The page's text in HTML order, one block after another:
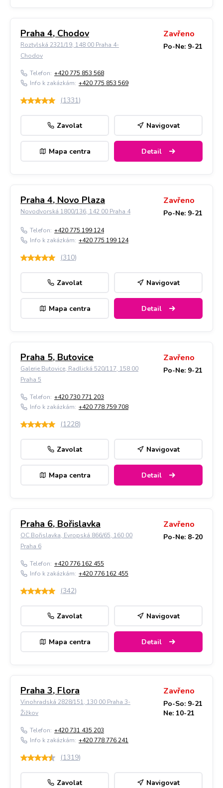
Praha 4, Chodov
Roztylská 2321/19, 148 00 Praha 4-
Chodov
Zavřeno
Po-Ne: 9-21
Telefon: +420 775 853 568
Info k zakázkám: +420 775 853 569
(1331)
Zavolat Navigovat
Mapa centra Detail
Praha 4, Novo Plaza
Novodvorská 1800/136, 142 00 Praha 4
Zavřeno
Po-Ne: 9-21
Telefon: +420 775 199 124
Info k zakázkám: +420 775 199 124
(310)
Zavolat Navigovat
Mapa centra Detail
Praha 5, Butovice
Galerie Butovice, Radlická 520/117, 158 00
Praha 5
Zavřeno
Po-Ne: 9-21
Telefon: +420 730 771 203
Info k zakázkám: +420 778 759 708
(1228)
Zavolat Navigovat
Mapa centra Detail
Praha 6, Bořislavka
OC Bořislavka, Evropská 866/65, 160 00
Praha 6
Zavřeno
Po-Ne: 8-20
Telefon: +420 776 162 455
Info k zakázkám: +420 776 162 455
(342)
Zavolat Navigovat
Mapa centra Detail
Praha 3, Flora
Vinohradská 2828/151, 130 00 Praha 3-
Žižkov
Zavřeno
Po-So: 9-21
Ne: 10-21
Telefon: +420 731 435 203
Info k zakázkám: +420 778 776 241
(1319)
Zavolat Navigovat